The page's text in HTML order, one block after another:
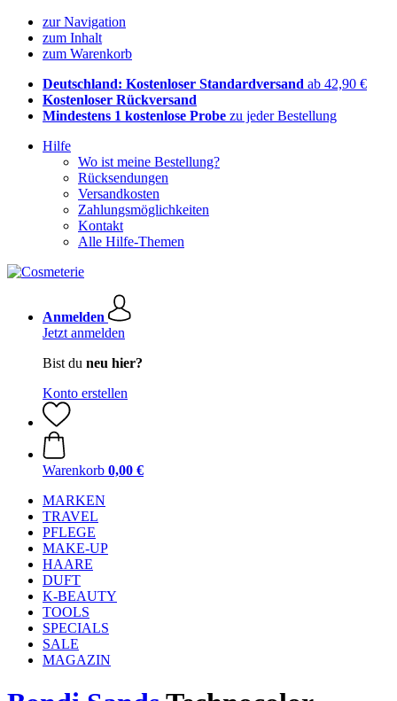
zur Navigation
zum Inhalt
zum Warenkorb
Deutschland: Kostenloser Standardversand ab 42,90 €
Kostenloser Rückversand
Mindestens 1 kostenlose Probe zu jeder Bestellung
Hilfe
Wo ist meine Bestellung?
Rücksendungen
Versandkosten
Zahlungsmöglichkeiten
Kontakt
Alle Hilfe-Themen
Anmelden
Jetzt anmelden
Bist du neu hier?
Konto erstellen
Warenkorb 0,00 €
MARKEN
TRAVEL
PFLEGE
MAKE-UP
HAARE
DUFT
K-BEAUTY
TOOLS
SPECIALS
SALE
MAGAZIN